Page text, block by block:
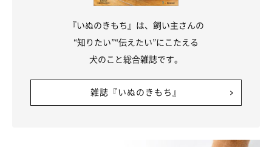
『いぬのきもち』は、飼い主さんの
“知りたい”“伝えたい”にこたえる
犬のこと総合雑誌です。
雑誌『いぬのきもち』